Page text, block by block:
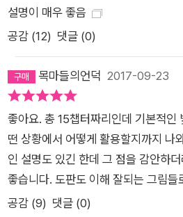
설명이 매우 좋음
공감 (12) 댓글 (0)
목마들의언덕 2017-09-23
좋아요. 총 15챕터짜리인데 기본적인
떤 상황에서 어떻게 활용할지까지 나
인 설명도 있긴 한데 그 점을 감안하
좋습니다. 도판도 이해 잘되는 그림들
공감 (9) 댓글 (0)